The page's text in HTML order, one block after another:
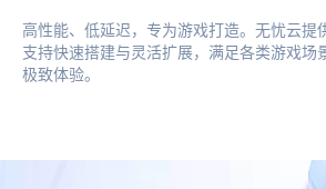
高性能、低延迟，专为游戏打造。无忧云提
支持快速搭建与灵活扩展，满足各类游戏场
极致体验。